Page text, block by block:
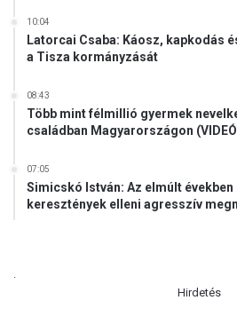
10:04
Latorcai Csaba: Káosz, kapkodás
a Tisza kormányzását
08:43
Több mint félmillió gyermek
családban Magyarországon
07:05
Simicskó István: Az elmúlt
keresztények elleni agresszív
.
Hirdetés